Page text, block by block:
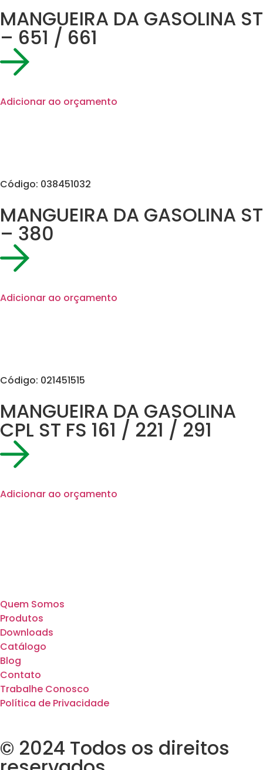
MANGUEIRA DA GASOLINA ST
– 651 / 661
Adicionar ao orçamento
Código: 038451032
MANGUEIRA DA GASOLINA ST
– 380
Adicionar ao orçamento
Código: 021451515
MANGUEIRA DA GASOLINA
CPL ST FS 161 / 221 / 291
Adicionar ao orçamento
Quem Somos
Produtos
Downloads
Catálogo
Blog
Contato
Trabalhe Conosco
Política de Privacidade
© 2024 Todos os direitos